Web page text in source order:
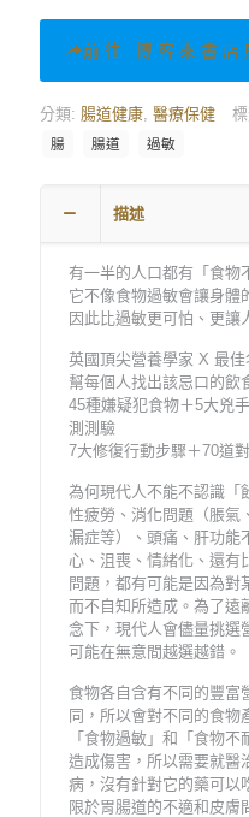
前往 博客來書店
分類: 腸道健康 醫療保健
腸
腸道 過敏
描述
有一半的人口都有「食物
它不像食物過敏會讓身體
因此比過敏更可怕、更讓
英國頂尖營養學家 X 最佳
幫每個人找出該忌口的飲
45種嫌疑犯食物＋5大兇
測測驗
7大修復行動步驟＋70道
為何現代人不能不認識「
性疲勞、消化問題（脹氣
漏症等）、頭痛、肝功能
心、沮喪、情緒化、還有
問題，都有可能是因為對
而不自知所造成。為了遠
念下，現代人會儘量挑選
可能在無意間越選越錯。
食物各自含有不同的豐富
同，所以會對不同的食物
「食物過敏」和「食物
造成傷害，所以需要就醫
病，沒有針對它的藥可以
限於胃腸道的不適和皮膚